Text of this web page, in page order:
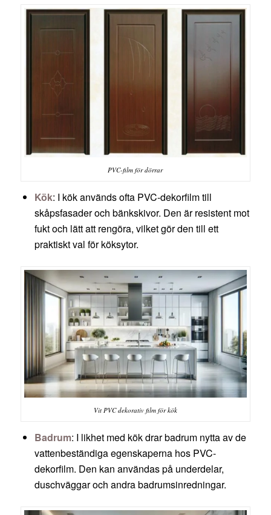
PVC-film för dörrar
Kök: I kök används ofta PVC-dekorfilm till
skåpsfasader och bänkskivor. Den är resistent mot
fukt och lätt att rengöra, vilket gör den till ett
praktiskt val för köksytor.
Vit PVC dekorativ film för kök
Badrum: I likhet med kök drar badrum nytta av de
vattenbeständiga egenskaperna hos PVC-
dekorfilm. Den kan användas på underdelar,
duschväggar och andra badrumsinredningar.